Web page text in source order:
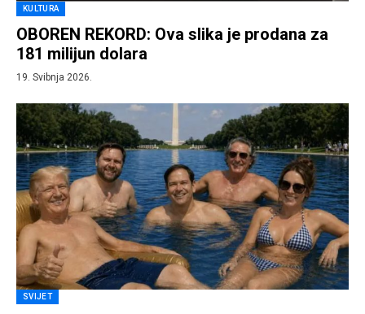
KULTURA
OBOREN REKORD: Ova slika je prodana za
181 milijun dolara
19. Svibnja 2026.
SVIJET